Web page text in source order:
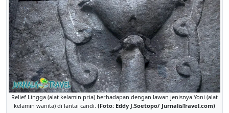
Relief Lingga (alat kelamin pria) berhadapan dengan lawan jenisnya Yoni (alat
kelamin wanita) di lantai candi. (Foto: Eddy J.Soetopo/ JurnalisTravel.com)